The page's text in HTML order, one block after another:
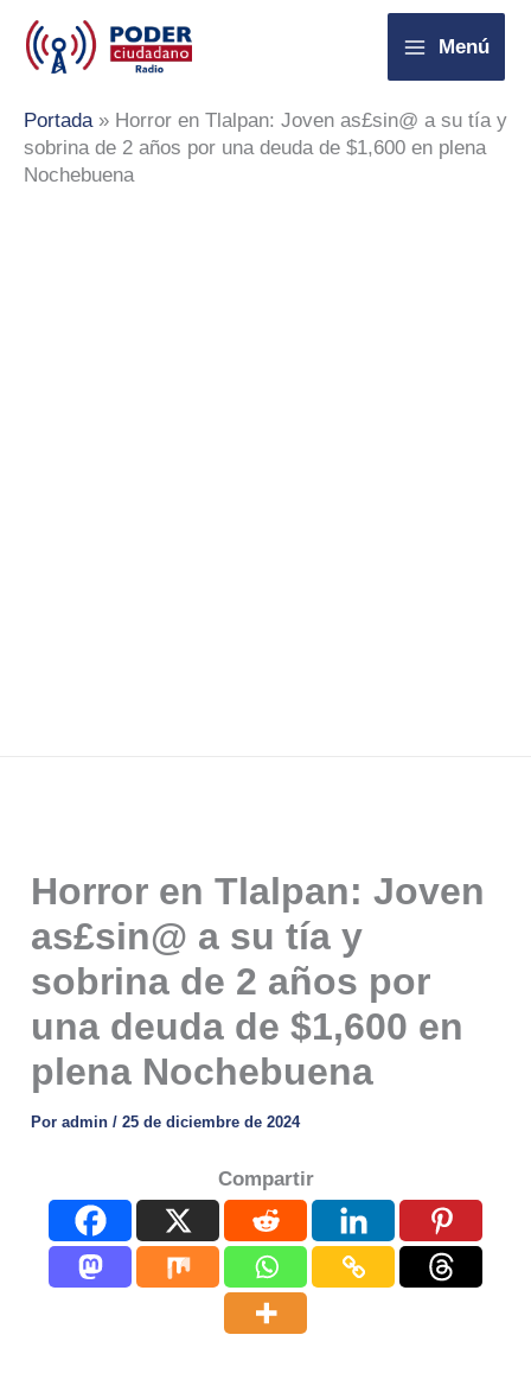
contenido
Menú
Portada» Horror en Tlalpan: Joven as£sin@ a su tía y
sobrina de 2 años por una deuda de $1,600 en plena
Nochebuena
Horror en Tlalpan: Joven
as£sin@ a su tía y
sobrina de 2 años por
una deuda de $1,600 en
plena Nochebuena
Poradmin/25 de diciembre de 2024
Compartir